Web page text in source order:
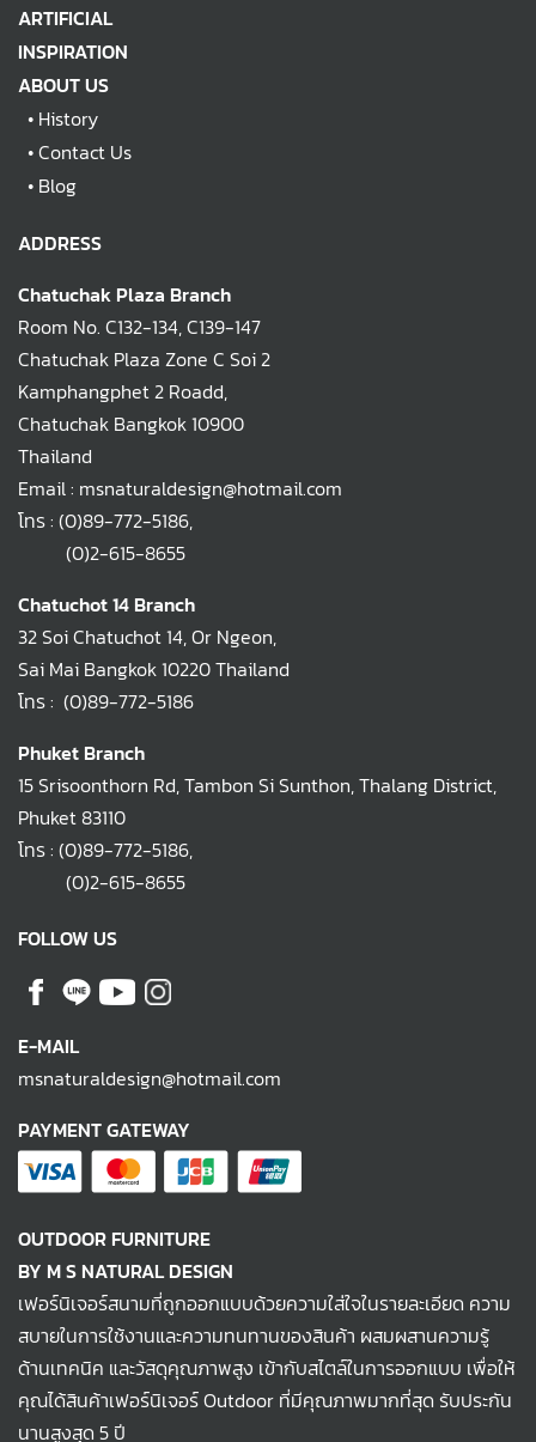
ARTIFICIAL
INSPIRATION
ABOUT US
• History
•Contact Us
• Blog
ADDRESS
Chatuchak Plaza Branch
Room No. C132-134, C139-147
Chatuchak Plaza Zone C Soi 2
Kamphangphet 2 Roadd,
Chatuchak Bangkok 10900
Thailand
Email : msnaturaldesign@hotmail.com
โทร : (0)89-772-5186,
(0)2-615-8655
Chatuchot 14 Branch
32 Soi Chatuchot 14, Or Ngeon,
Sai Mai Bangkok 10220 Thailand
โทร : (0)89-772-5186
Phuket Branch
15 Srisoonthorn Rd, Tambon Si Sunthon, Thalang District,
Phuket 83110
โทร : (0)89-772-5186,
(0)2-615-8655
FOLLOW US
E-MAIL
msnaturaldesign@hotmail.com
PAYMENT GATEWAY
OUTDOOR FURNITURE
BY M S NATURAL DESIGN
เฟอร์นิเจอร์สนามที่ถูกออกแบบด้วยความใส่ใจในรายละเอียด ความ
สบายในการใช้งานและความทนทานของสินค้า ผสมผสานความรู้
ด้านเทคนิค และวัสดุคุณภาพสูง เข้ากับสไตล์ในการออกแบบ เพื่อให้
คุณได้สินค้าเฟอร์นิเจอร์ Outdoor ที่มีคุณภาพมากที่สุด รับประกัน
นานสูงสุด 5 ปี